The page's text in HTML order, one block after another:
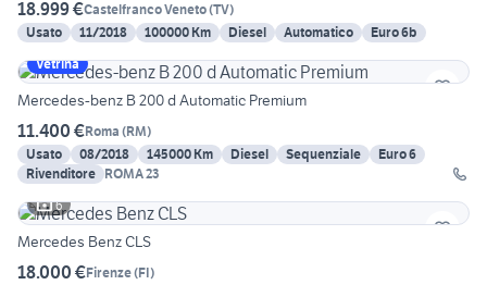
18.999 €Castelfranco Veneto(TV)
Usato
11/2018 100000 Km Diesel Automatico
Euro 6b
Vetrina
Mercedes-benz B 200 d Automatic Premium
11.400 €Roma (RM)
Usato
08/2018 145000 Km Diesel Sequenziale
Euro 6
Rivenditore ROMA 23
6
Mercedes Benz CLS
18.000 €Firenze(FI)